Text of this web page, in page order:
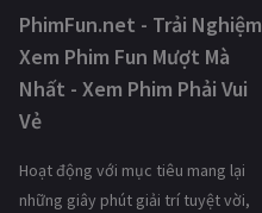
PhimFun.net - Trải Nghiệm
Xem Phim Fun Mượt Mà
Nhất - Xem Phim Phải Vui
Vẻ
Hoạt động với mục tiêu mang lại
những giây phút giải trí tuyệt vời,